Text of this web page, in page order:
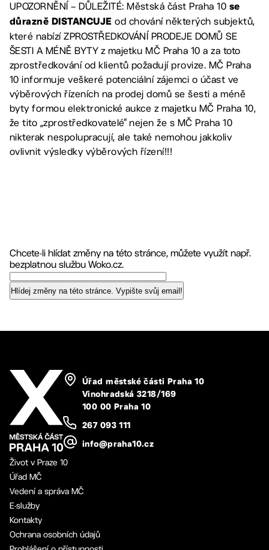
UPOZORNĚNÍ – DŮLEŽITÉ: Městská část Praha 10 se
důrazně DISTANCUJE od chování některých subjektů,
které nabízí ZPROSTŘEDKOVÁNÍ PRODEJE DOMŮ SE
ŠESTI A MÉNĚ BYTY z majetku MČ Praha 10 a za toto
zprostředkování od klientů požadují provize. MČ Praha
10 informuje veškeré potenciální zájemci o účast ve
výběrových řízeních na prodej domů se šesti a méně
byty formou elektronické aukce z majetku MČ Praha 10,
že tito „zprostředkovatelé“ nejen že s MČ Praha 10
nikterak nespolupracují, ale také nemohou jakkoliv
ovlivnit výsledky výběrových řízení!!!
Chcete-li hlídat změny na této stránce, můžete využít např.
bezplatnou službu Woko.cz.
Úřad městské části Praha 10
Vinohradská 3218/169
100 00 Praha 10
267 093 111
info@praha10.cz
Život v Praze 10
Úřad MČ
Vedení a správa MČ
E-služby
Kontakty
Ochrana osobních údajů